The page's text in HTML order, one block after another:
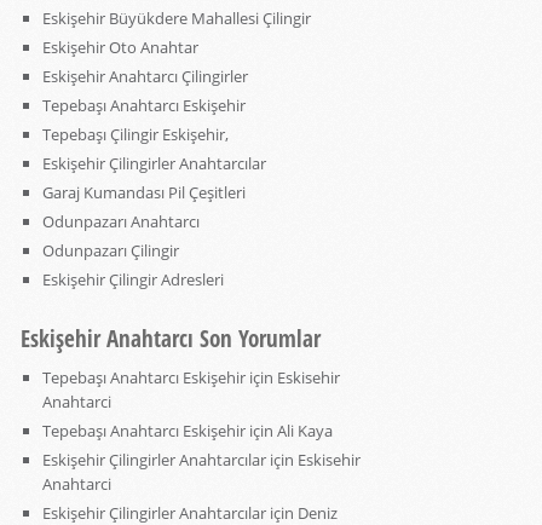
Eskişehir Büyükdere Mahallesi Çilingir
Eskişehir Oto Anahtar
Eskişehir Anahtarcı Çilingirler
Tepebaşı Anahtarcı Eskişehir
Tepebaşı Çilingir Eskişehir,
Eskişehir Çilingirler Anahtarcılar
Garaj Kumandası Pil Çeşitleri
Odunpazarı Anahtarcı
Odunpazarı Çilingir
Eskişehir Çilingir Adresleri
Eskişehir Anahtarcı Son Yorumlar
Tepebaşı Anahtarcı Eskişehir için Eskisehir
Anahtarci
Tepebaşı Anahtarcı Eskişehir içinAli Kaya
Eskişehir Çilingirler Anahtarcılar için Eskisehir
Anahtarci
Eskişehir Çilingirler Anahtarcılar için Deniz